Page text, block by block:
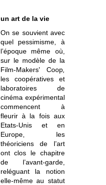
un art de la vie
On se souvient avec
quel pessimisme, à
l’époque même où,
sur le modèle de la
Film-Makers' Coop
les coopératives et
laboratoires de
cinéma expérimental
commencent à
fleurir à la fois aux
Etats-Unis et en
Europe, les
théoriciens de l’art
ont clos le chapitre
de l’avant-garde,
reléguant la notion
elle-même au statut